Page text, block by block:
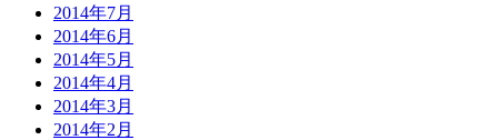
2014年7月
2014年6月
2014年5月
2014年4月
2014年3月
2014年2月